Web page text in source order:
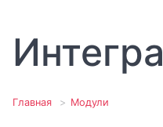
Главная Модули